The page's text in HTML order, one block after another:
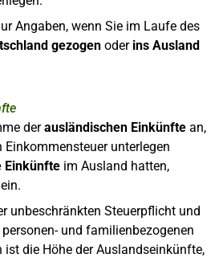
Angaben, wenn Sie im Laufe des
gezogen oderins Ausland
derausländischen Einkünfte an,
unterlegen
Einkünfte im Ausland hatten,
unbeschränkten Steuerpflicht und
und familienbezogenen
ist die Höhe der Auslandseinkünfte,